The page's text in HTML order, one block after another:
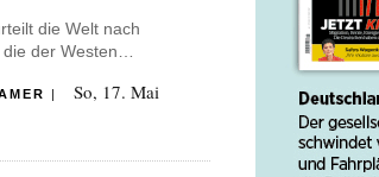
die Welt nach
der Westen…
|
So, 17. Mai